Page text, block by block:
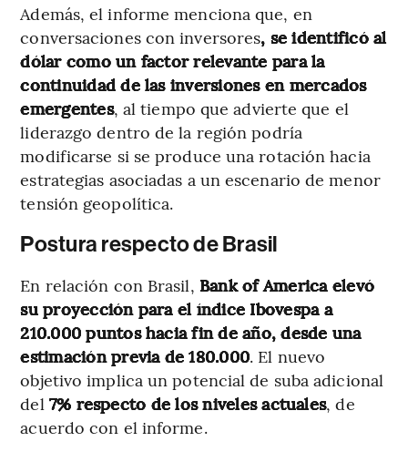
Además, el informe menciona que, en
conversaciones con inversores, se identificó al
dólar como un factor relevante para la
continuidad de las inversiones en mercados
emergentes, al tiempo que advierte que el
liderazgo dentro de la región podría
modificarse si se produce una rotación hacia
estrategias asociadas a un escenario de menor
tensión geopolítica.
Postura respecto de Brasil
En relación con Brasil, Bank of America elevó
su proyección para el índice Ibovespa a
210.000 puntos hacia fin de año, desde una
estimación previa de 180.000. El nuevo
objetivo implica un potencial de suba adicional
del 7% respecto de los niveles actuales, de
acuerdo con el informe.